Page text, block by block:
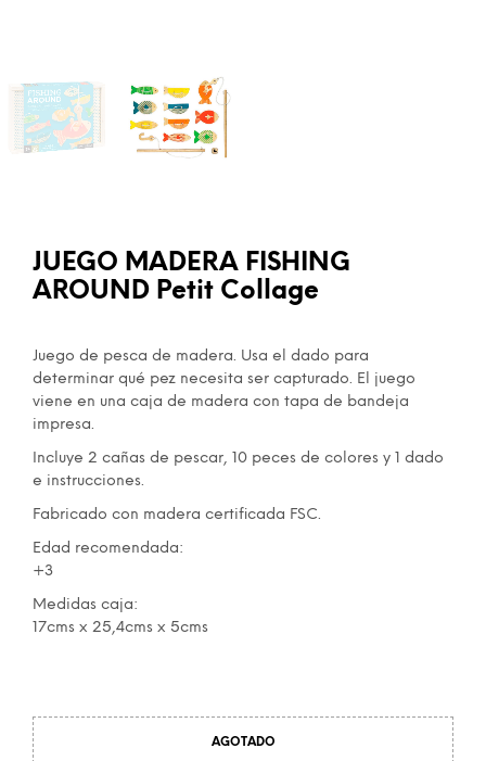
JUEGO MADERA FISHING
AROUND Petit Collage
Juego de pesca de madera. Usa el dado para
determinar qué pez necesita ser capturado. El juego
viene en una caja de madera con tapa de bandeja
impresa.
Incluye 2 cañas de pescar, 10 peces de colores y 1 dado
e instrucciones.
Fabricado con madera certificada FSC.
Edad recomendada:
+3
Medidas caja:
17cms x 25,4cms x 5cms
AGOTADO